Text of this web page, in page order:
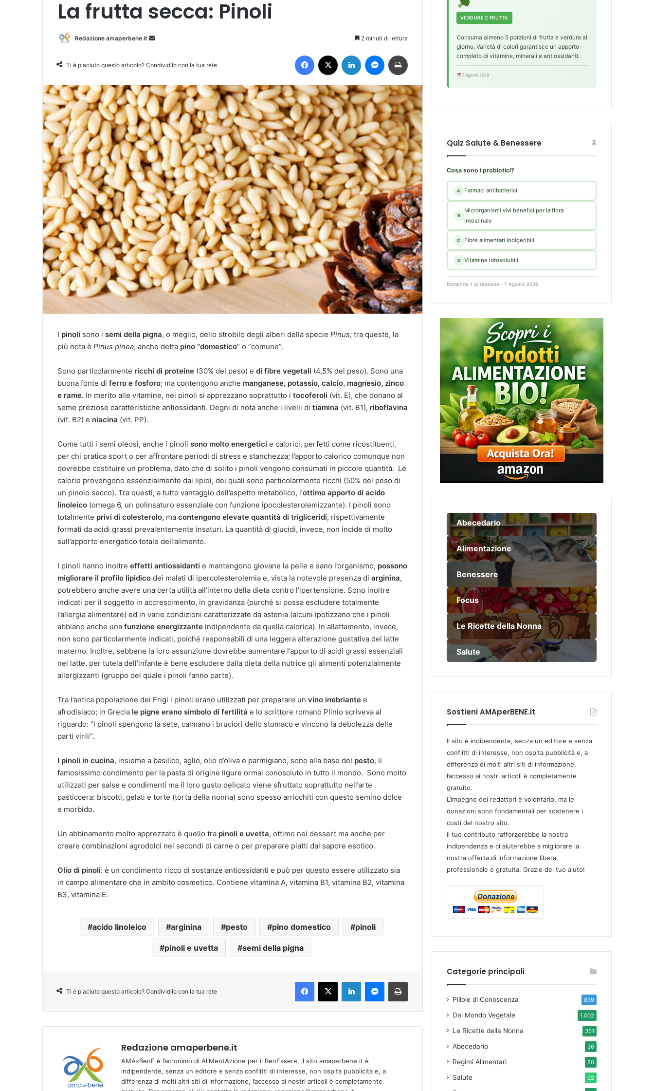
La frutta secca: Pinoli
Redazione amaperbene.it
a
u
'
m
a
i
l
2 minuti di lettura
Ti è piaciuto questo articolo? Condividilo con la tua rete
I pinoli sono i semi della pigna, o meglio, dello strobilo degli alberi della specie Pinus; tra queste, la
più nota è Pinus pinea, anche detta pino “domestico” o “comune”.
Sono particolarmente ricchi di proteine (30% del peso) e di fibre vegetali (4,5% del peso). Sono una
buona fonte di ferro e fosforo; ma contengono anche manganese, potassio, calcio, magnesio, zinco
e rame. In merito alle vitamine, nei pinoli si apprezzano soprattutto i tocoferoli (vit. E), che donano al
seme preziose caratteristiche antiossidanti. Degni di nota anche i livelli di tiamina (vit. B1), riboflavina
(vit. B2) e niacina (vit. PP).
Come tutti i semi oleosi, anche i pinoli sono molto energetici e calorici, perfetti come ricostituenti,
per chi pratica sport o per affrontare periodi di stress e stanchezza; l’apporto calorico comunque non
dovrebbe costituire un problema, dato che di solito i pinoli vengono consumati in piccole quantità. Le
calorie provengono essenzialmente dai lipidi, dei quali sono particolarmente ricchi (50% del peso di
un pinolo secco). Tra questi, a tutto vantaggio dell’aspetto metabolico, l’ottimo apporto di acido
linoleico (omega 6, un polinsaturo essenziale con funzione ipocolesterolemizzante). I pinoli sono
totalmente privi di colesterolo, ma contengono elevate quantità di trigliceridi, rispettivamente
formati da acidi grassi prevalentemente insaturi. La quantità di glucidi, invece, non incide di molto
sull’apporto energetico totale dell’alimento.
I pinoli hanno inoltre effetti antiossidanti e mantengono giovane la pelle e sano l’organismo; possono
migliorare il profilo lipidico dei malati di ipercolesterolemia e, vista la notevole presenza di arginina,
potrebbero anche avere una certa utilità all’interno della dieta contro l’ipertensione. Sono inoltre
indicati per il soggetto in accrescimento, in gravidanza (purché si possa escludere totalmente
l’allergia alimentare) ed in varie condizioni caratterizzate da astenia (alcuni ipotizzano che i pinoli
abbiano anche una funzione energizzante indipendente da quella calorica). In allattamento, invece,
non sono particolarmente indicati, poiché responsabili di una leggera alterazione gustativa del latte
materno. Inoltre, sebbene la loro assunzione dovrebbe aumentare l’apporto di acidi grassi essenziali
nel latte, per tutela dell’infante è bene escludere dalla dieta della nutrice gli alimenti potenzialmente
allergizzanti (gruppo del quale i pinoli fanno parte).
Tra l’antica popolazione dei Frigi i pinoli erano utilizzati per preparare un vino inebriante e
afrodisiaco; in Grecia le pigne erano simbolo di fertilità e lo scrittore romano Plinio scriveva al
riguardo: “i pinoli spengono la sete, calmano i bruciori dello stomaco e vincono la debolezza delle
parti virili”.
I pinoli in cucina, insieme a basilico, aglio, olio d’oliva e parmigiano, sono alla base del pesto, il
famosissimo condimento per la pasta di origine ligure ormai conosciuto in tutto il mondo. Sono molto
utilizzati per salse e condimenti ma il loro gusto delicato viene sfruttato soprattutto nell’arte
pasticcera: biscotti, gelati e torte (torta della nonna) sono spesso arricchiti con questo semino dolce
e morbido.
Un abbinamento molto apprezzato è quello tra pinoli e uvetta, ottimo nei dessert ma anche per
creare combinazioni agrodolci nei secondi di carne o per preparare piatti dal sapore esotico.
Olio di pinoli: è un condimento ricco di sostanze antiossidanti e può per questo essere utilizzato sia
in campo alimentare che in ambito cosmetico. Contiene vitamina A, vitamina B1, vitamina B2, vitamina
B3, vitamina E.
acido linoleico arginina pesto pino domestico pinoli
pinoli e uvetta semi della pigna
Ti è piaciuto questo articolo? Condividilo con la tua rete
Redazione amaperbene.it
AMAxBenE è l’acronimo di AliMentAzione per il BenEssere, il sito amaperbene.it è
indipendente, senza un editore e senza conflitti di interesse, non ospita pubblicità e, a
differenza di molti altri siti di informazione, l’accesso ai nostri articoli è completamente
VERDURE E FRUTTA
Consuma almeno 5 porzioni di frutta e verdura al
giorno. Varietà di colori garantisce un apporto
completo di vitamine, minerali e antiossidanti.
7 Agosto 2026
Quiz Salute & Benessere
Cosa sono i probiotici?
A Farmaci antibatterici
B
Microrganismi vivi benefici per la flora
intestinale
C Fibre alimentari indigeribili
D Vitamine idrosolubili
Domanda 1 di sessione - 7 Agosto 2026
Abecedario
Alimentazione
Benessere
Focus
Le Ricette della Nonna
Salute
Sostieni AMAperBENE.it
Il sito è indipendente, senza un editore e senza
conflitti di interesse, non ospita pubblicità e, a
differenza di molti altri siti di informazione,
l’accesso ai nostri articoli è completamente
gratuito.
L’impegno dei redattori è volontario, ma le
donazioni sono fondamentali per sostenere i
costi del nostro sito.
Il tuo contributo rafforzerebbe la nostra
indipendenza e ci aiuterebbe a migliorare la
nostra offerta di informazione libera,
professionale e gratuita. Grazie del tuo aiuto!
Categorie principali
Pillole di Conoscenza 839
Dal Mondo Vegetale 1.002
Le Ricette della Nonna 351
Abecedario 36
Regimi Alimentari 80
Salute 92